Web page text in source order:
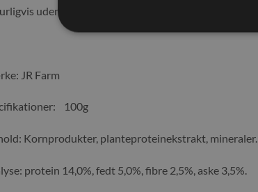
uden sukkertilsætning.
JR Farm
100g
Kornprodukter, planteproteinekstrakt, mineraler.
protein 14,0%, fedt 5,0%, fibre 2,5%, aske 3,5%.